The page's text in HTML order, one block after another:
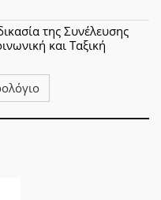
της Συνέλευσης
και Ταξική